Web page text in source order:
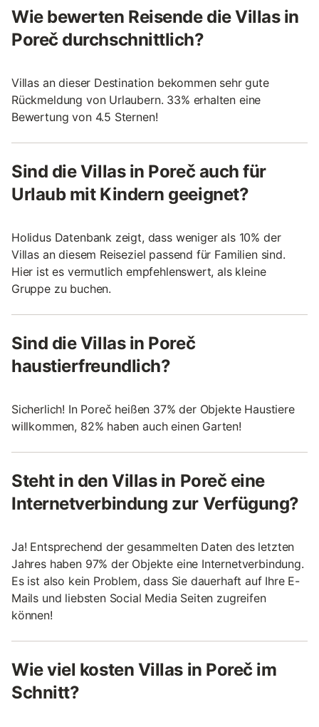
Wie bewerten Reisende die Villas in
Poreč durchschnittlich?
Villas an dieser Destination bekommen sehr gute
Rückmeldung von Urlaubern. 33% erhalten eine
Bewertung von 4.5 Sternen!
Sind die Villas in Poreč auch für
Urlaub mit Kindern geeignet?
Holidus Datenbank zeigt, dass weniger als 10% der
Villas an diesem Reiseziel passend für Familien sind.
Hier ist es vermutlich empfehlenswert, als kleine
Gruppe zu buchen.
Sind die Villas in Poreč
haustierfreundlich?
Sicherlich! In Poreč heißen 37% der Objekte Haustiere
willkommen, 82% haben auch einen Garten!
Steht in den Villas in Poreč eine
Internetverbindung zur Verfügung?
Ja! Entsprechend der gesammelten Daten des letzten
Jahres haben 97% der Objekte eine Internetverbindung.
Es ist also kein Problem, dass Sie dauerhaft auf Ihre E-
Mails und liebsten Social Media Seiten zugreifen
können!
Wie viel kosten Villas in Poreč im
Schnitt?